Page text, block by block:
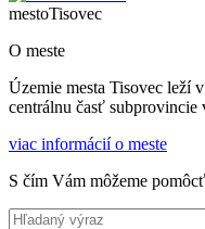
mestoTisovec
O meste
Územie mesta Tisovec leží
centrálnu časť subprovincie
viac informácií o meste
S čím Vám môžeme